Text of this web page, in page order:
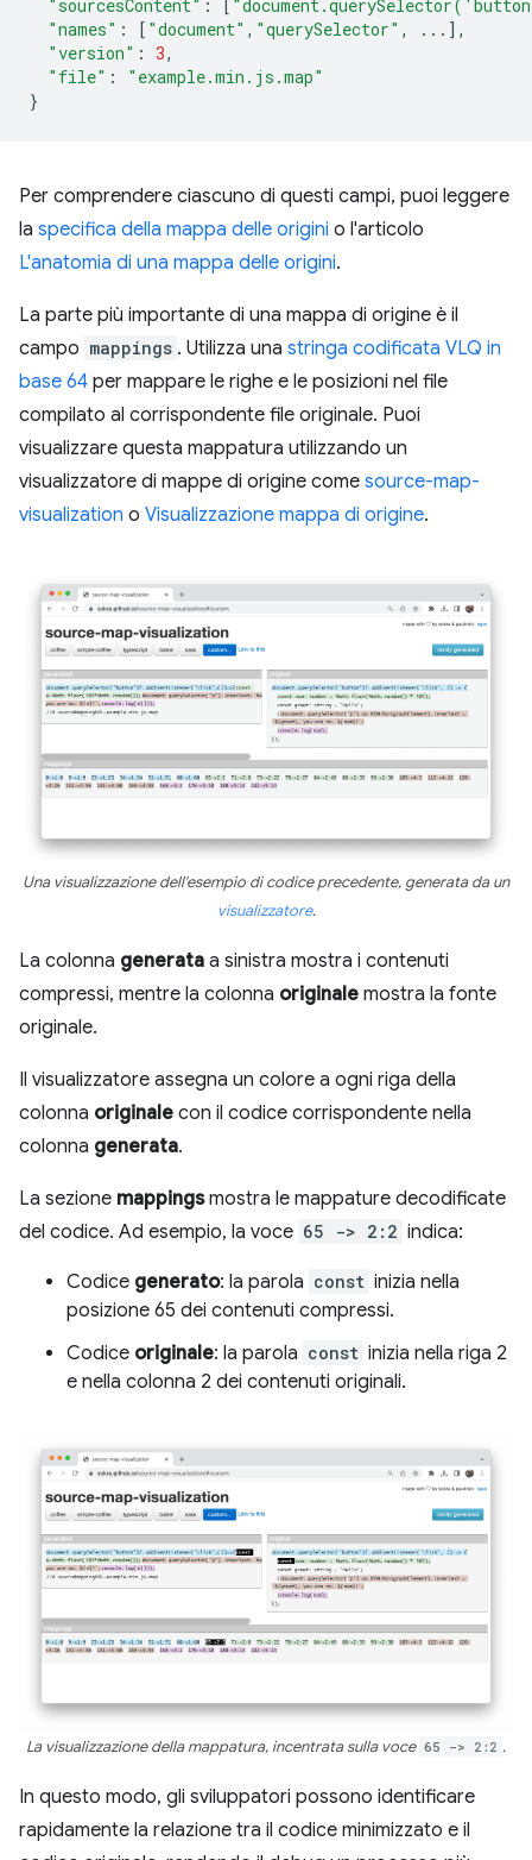
"sourcesContent" : [
"names" : [ "document" , "querySelector" ,
...],
"version" : 3,
"file" :
"example.min.js.map"
}
Per comprendere ciascuno di questi campi, puoi leggere
la specifica della mappa delle origini o l'articolo
L'anatomia di una mappa delle origini.
La parte più importante di una mappa di origine è il
campo mappings . Utilizza una stringa codificata VLQ in
base 64 per mappare le righe e le posizioni nel file
compilato al corrispondente file originale. Puoi
visualizzare questa mappatura utilizzando un
visualizzatore di mappe di origine come source-map-
visualization o Visualizzazione mappa di origine.
Una visualizzazione dell'esempio di codice precedente, generata da un
visualizzatore.
La colonna generata a sinistra mostra i contenuti
compressi, mentre la colonna originale mostra la fonte
originale.
Il visualizzatore assegna un colore a ogni riga della
colonna originale con il codice corrispondente nella
colonna generata.
La sezione mappingsmostra le mappature decodificate
del codice. Ad esempio, la voce 65 -> 2:2 indica:
Codice generato: la parola const inizia nella
posizione 65 dei contenuti compressi.
Codice originale: la parola const inizia nella riga 2
e nella colonna 2 dei contenuti originali.
La visualizzazione della mappatura, incentrata sulla voce 65 -> 2:2 .
In questo modo, gli sviluppatori possono identificare
rapidamente la relazione tra il codice minimizzato e il